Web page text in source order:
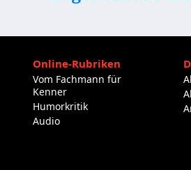
Online-Rubriken
Vom Fachmann für
Kenner
Humorkritik
Audio